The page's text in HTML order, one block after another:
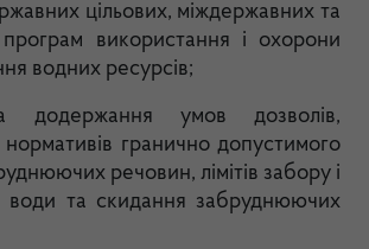
цільових, міждержавних та
програм використання і охорони
водних ресурсів;
додержання умов дозволів,
гранично допустимого
речовин, лімітів забору і
води та скидання забруднюючих